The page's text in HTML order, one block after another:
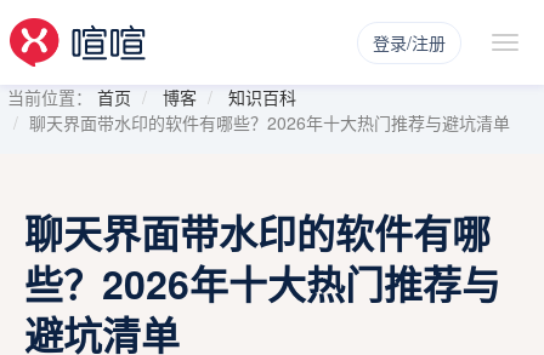
登录/注册
当前位置： 首页 博客
知识百科
聊天界面带水印的软件有哪些？2026年十大热门推荐与避坑清单
聊天界面带水印的软件有哪
些？2026年十大热门推荐与
避坑清单